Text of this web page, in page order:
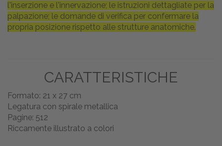
l'inserzione e l'innervazione; le istruzioni dettagliate per la
palpazione; le domande di verifica per confermare la
propria posizione rispetto alle strutture anatomiche.
CARATTERISTICHE
Formato: 21 x 27 cm
Legatura con spirale metallica
Pagine: 512
Riccamente illustrato a colori